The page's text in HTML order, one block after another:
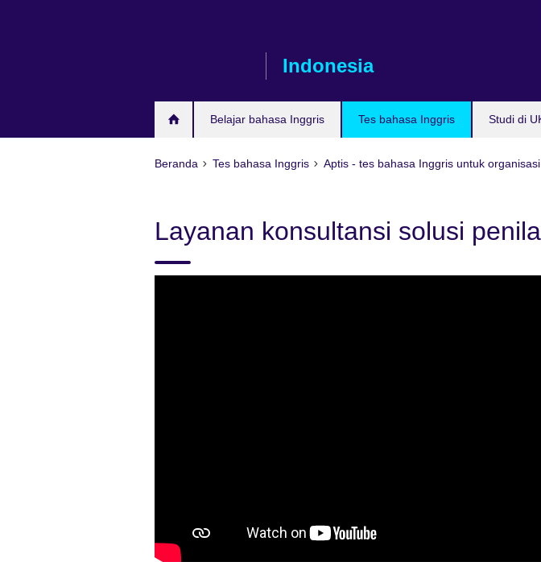
Indonesia
Belajar bahasa Inggris Tes bahasa Inggris Studi di
Beranda Tes bahasa Inggris Aptis - tes bahasa Inggris untuk organisasi
Layanan konsultansi solusi